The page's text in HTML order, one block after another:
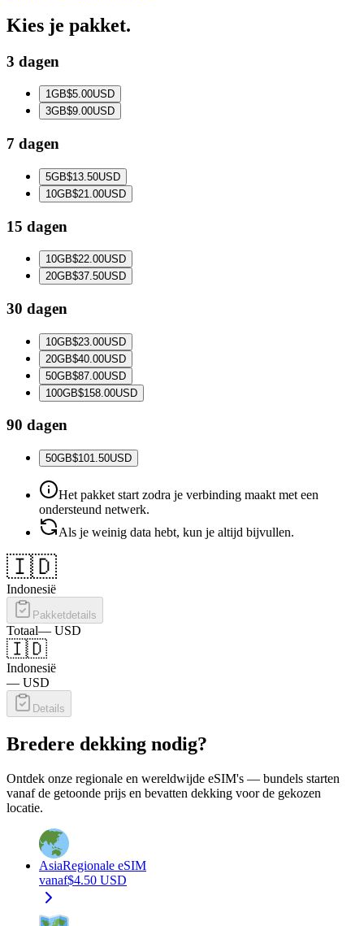
Kies je pakket.
3 dagen
1GB$5.00USD
3GB$9.00USD
7 dagen
5GB$13.50USD
10GB$21.00USD
15 dagen
10GB$22.00USD
20GB$37.50USD
30 dagen
10GB$23.00USD
20GB$40.00USD
50GB$87.00USD
100GB$158.00USD
90 dagen
50GB$101.50USD
Het pakket start zodra je verbinding maakt met een
ondersteund netwerk.
Als je weinig data hebt, kun je altijd bijvullen.
🇮🇩
Indonesië
Pakketdetails
Totaal— USD
🇮🇩
Indonesië
— USD
Details
Bredere dekking nodig?
Ontdek onze regionale en wereldwijde eSIM's — bundels starten
vanaf de getoonde prijs en bevatten dekking voor de gekozen
locatie.
AsiaRegionale eSIM
vanaf$4.50 USD